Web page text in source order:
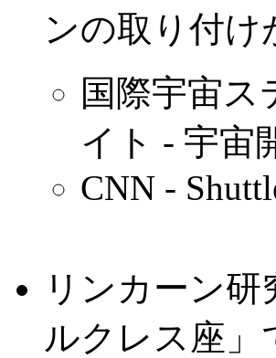
ンの取り付け
国際宇宙ス
イト - 宇宙
CNN -
リンカーン
ルクレス座」